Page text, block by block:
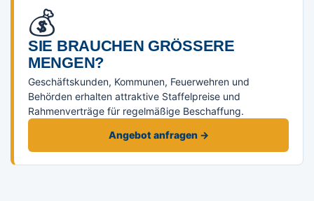
💰
SIE BRAUCHEN GRÖSSERE M
ENGEN?
Geschäftskunden, Kommunen, Feuerwehren und
Behörden erhalten attraktive Staffelpreise und
Rahmenverträge für regelmäßige Beschaffung.
Angebot anfragen →